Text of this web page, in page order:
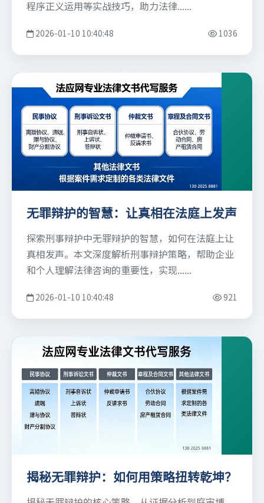
程序正义运用等实战技巧，助力法律......
2026-01-10 10:40:48 1036
无罪辩护的智慧：让真相在法庭上发声
探索刑事辩护中无罪辩护的智慧，如何在法庭上让
真相发声。本文深度解析刑事辩护策略，帮助企业
和个人理解法律咨询的重要性，实现......
2026-01-10 10:40:48 921
揭秘无罪辩护：如何用策略扭转乾坤？